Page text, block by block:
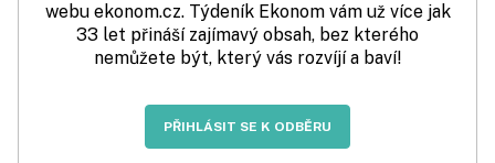
webu ekonom.cz. Týdeník Ekonom vám už více jak
33 let přináší zajímavý obsah, bez kterého
nemůžete být, který vás rozvíjí a baví!
PŘIHLÁSIT SE K ODBĚRU